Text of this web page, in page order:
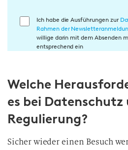
E
l
i
g
n
Ich habe die Ausführungen zur
Rahmen der
willige darin mit dem Absenden
entsprechend ein
Welche
es bei Datenschutz
Regulierung?
Sicher wieder einen Besuch